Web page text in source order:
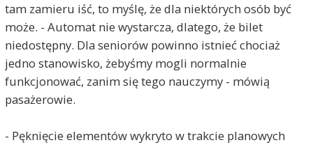
tam zamieru iść, to myślę, że dla niektórych osób być
może. - Automat nie wystarcza, dlatego, że bilet
niedostępny. Dla seniorów powinno istnieć chociaż
jedno stanowisko, żebyśmy mogli normalnie
funkcjonować, zanim się tego nauczymy - mówią
pasażerowie.
- Pęknięcie elementów wykryto w trakcie planowych